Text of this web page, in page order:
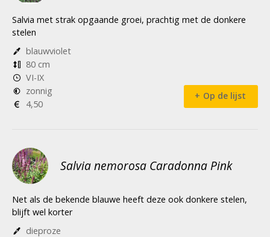
Salvia met strak opgaande groei, prachtig met de donkere
stelen
blauwviolet
80 cm
VI-IX
zonnig
4,50
Op de lijst
Salvia nemorosa Caradonna Pink
Net als de bekende blauwe heeft deze ook donkere stelen,
blijft wel korter
dieproze